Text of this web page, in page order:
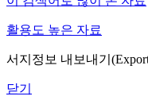
활용도 높은 자료
서지정보 내보내기
닫기